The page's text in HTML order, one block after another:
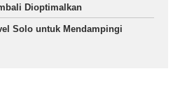
Dioptimalkan
Solo untuk Mendampingi